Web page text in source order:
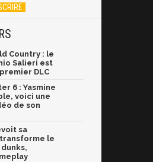
Country : le
Salieri est
DLC
6 : Yasmine
voici une
de son
sa
le